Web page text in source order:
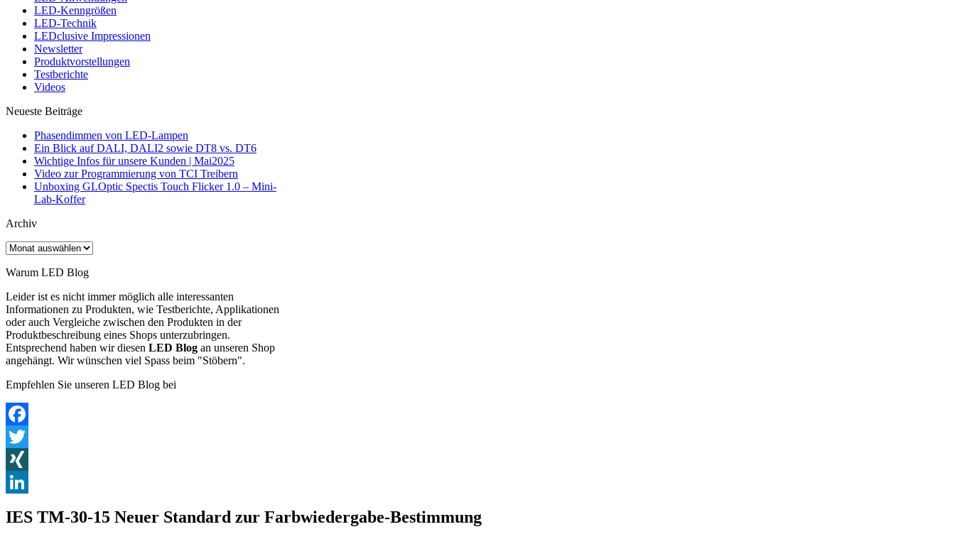
LED-Kenngrößen
LED-Technik
LEDclusive Impressionen
Newsletter
Produktvorstellungen
Testberichte
Videos
Neueste Beiträge
Phasendimmen von LED-Lampen
Ein Blick auf DALI, DALI2 sowie DT8 vs. DT6
Wichtige Infos für unsere Kunden | Mai2025
Video zur Programmierung von TCI Treibern
Unboxing GLOptic Spectis Touch Flicker 1.0 – Mini-
Lab-Koffer
Archiv
Archiv
Warum LED Blog
Leider ist es nicht immer möglich alle interessanten
Informationen zu Produkten, wie Testberichte, Applikationen
oder auch Vergleiche zwischen den Produkten in der
Produktbeschreibung eines Shops unterzubringen.
Entsprechend haben wir diesen LED Blog an unseren Shop
angehängt. Wir wünschen viel Spass beim "Stöbern".
Empfehlen Sie unseren LED Blog bei
Facebook
Twitter
XING
IES TM-30-15 Neuer Standard zur Farbwiedergabe-Bestimmung